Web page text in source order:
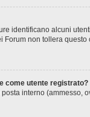
identificano alcuni
non tollera
come utente registrato?
interno